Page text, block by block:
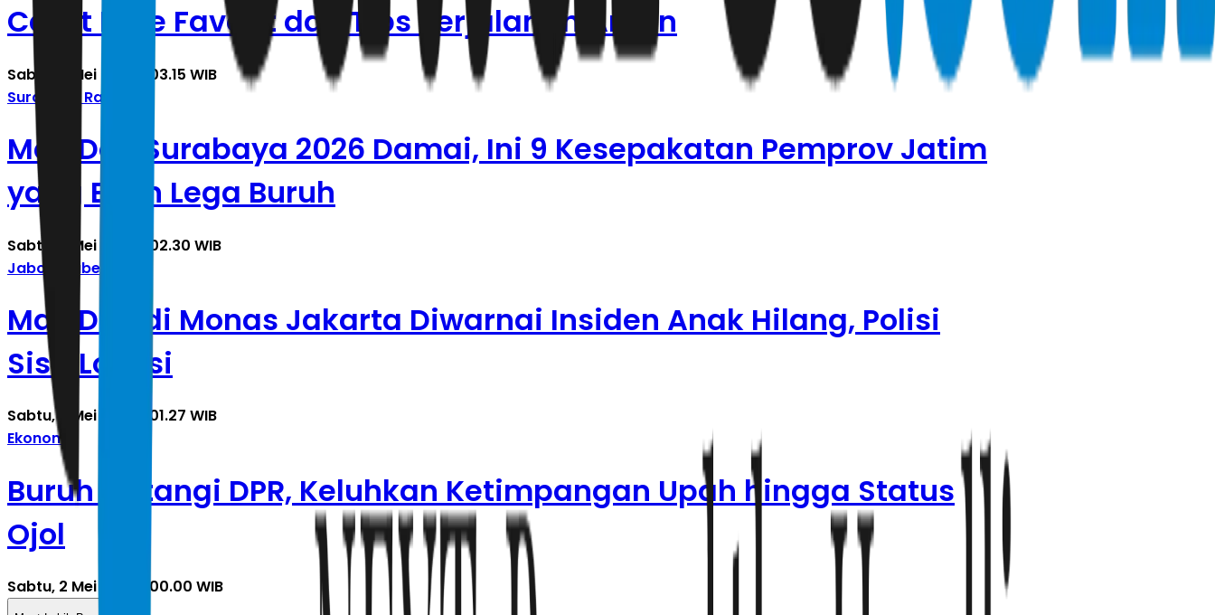
Catat Rute Favorit dan Tips Perjalanan Aman
Sabtu, 2 Mei 2026 | 03.15 WIB
Surabaya Raya
May Day Surabaya 2026 Damai, Ini 9 Kesepakatan Pemprov Jatim
yang Bikin Lega Buruh
Sabtu, 2 Mei 2026 | 02.30 WIB
Jabodetabek
May Day di Monas Jakarta Diwarnai Insiden Anak Hilang, Polisi
Sisir Lokasi
Sabtu, 2 Mei 2026 | 01.27 WIB
Ekonomi
Buruh Datangi DPR, Keluhkan Ketimpangan Upah hingga Status
Ojol
Sabtu, 2 Mei 2026 | 00.00 WIB